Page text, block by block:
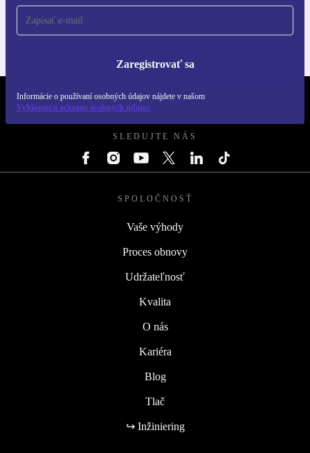
Zaregistrovať sa
Informácie o používaní osobných údajov nájdete v našom
Vyhlásení o ochrane osobných údajov
Pre iOS a Android
REFURBED SLOVENSKO – RETHINK NEW.
SLEDUJTE NÁS
SPOLOČNOSŤ
Vaše výhody
Proces obnovy
Udržateľnosť
Kvalita
O nás
Kariéra
Blog
Tlač
↪ Inžiniering